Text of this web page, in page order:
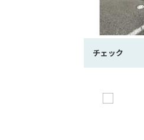
チェック